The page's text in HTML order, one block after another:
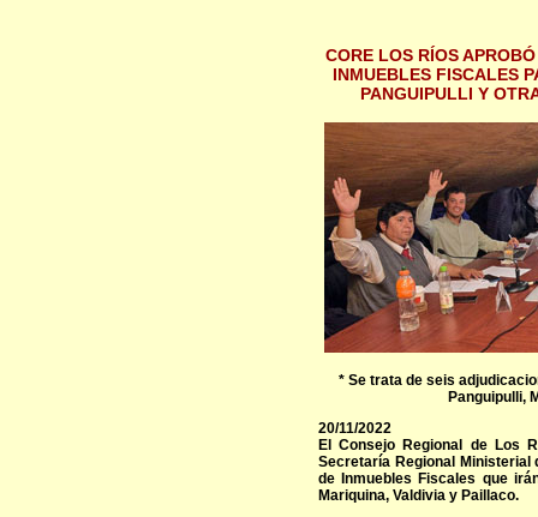
CORE LOS RÍOS
INMUEBLES FISCALES
PANGUIPULLI Y
* Se trata de seis
Panguipulli,
20/11/2022
El Consejo Regional de Los
Secretaría Regional
de Inmuebles Fiscales que
Mariquina, Valdivia y Paillaco.